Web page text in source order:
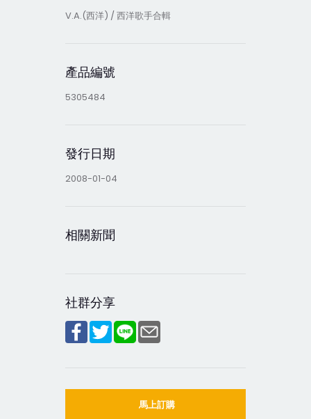
V.A.(西洋) / 西洋歌手合輯
產品編號
5305484
發行日期
2008-01-04
相關新聞
社群分享
馬上訂購